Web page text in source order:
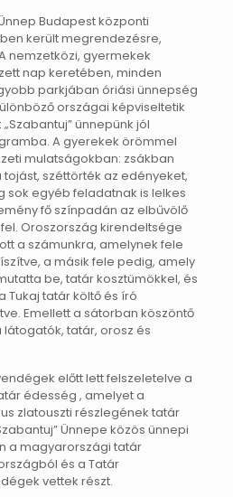
Budapest központi
került megrendezésre,
nemzetközi, gyermekek
nap keretében, minden
parkjában óriási ünnepség
országai képviseltetik
ünnepünk jól
A gyerekek örömmel
mulatságokban: zsákban
széttörték az edényeket,
sok egyéb feladatnak is lelkes
fő színpadán az elbűvölő
Oroszország kirendeltsége
a számunkra, amelynek fele
a másik fele pedig, amely
be, tatár kosztümökkel, és
Tukaj tatár költő és író
Emellett a sátorban köszöntő
tatár, orosz és
előtt lett felszeletelve a
édesség , amelyet a
zlatouszti részlegének tatár
Ünnepe közös ünnepi
a magyarországi tatár
és a Tatár
vettek részt.